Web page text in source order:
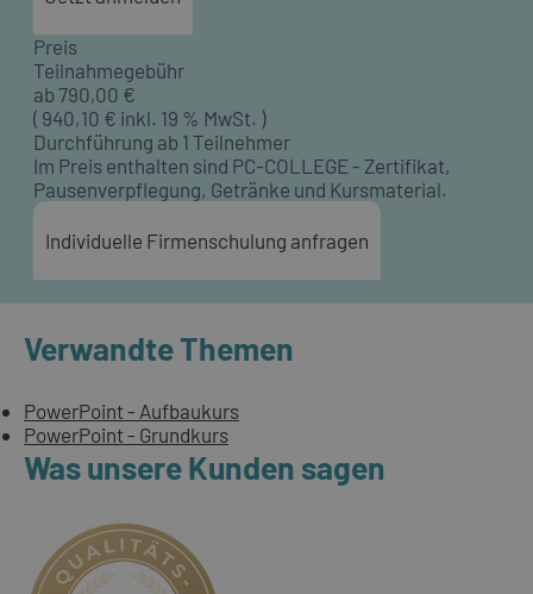
Preis
Teilnahmegebühr
ab 790,00 €
( 940,10 € inkl. 19 % MwSt. )
Durchführung ab 1 Teilnehmer
Im Preis enthalten sind PC-COLLEGE - Zertifikat,
Pausenverpflegung, Getränke und Kursmaterial.
Individuelle Firmenschulung anfragen
Verwandte Themen
PowerPoint - Aufbaukurs
PowerPoint - Grundkurs
Was unsere Kunden sagen